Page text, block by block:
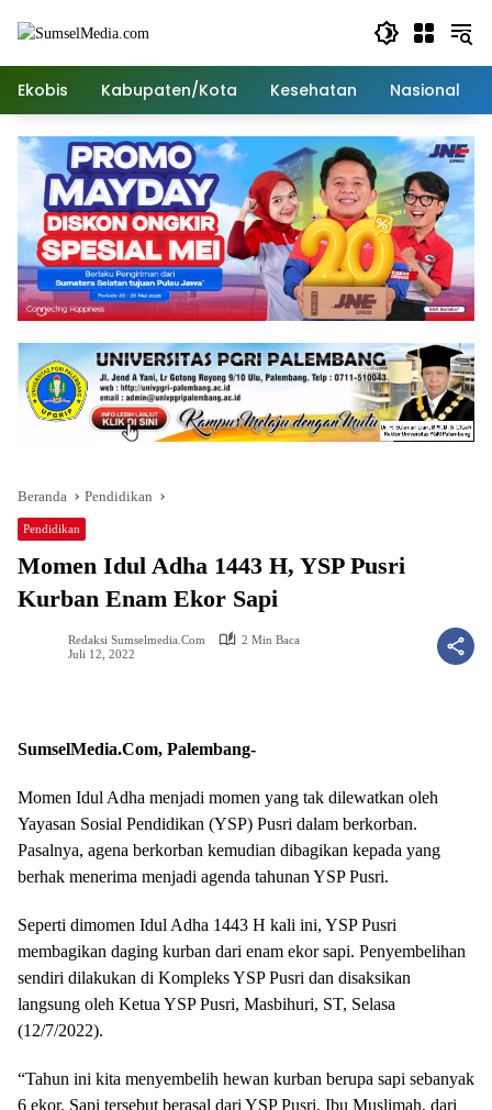
Ekobis Kabupaten/Kota Kesehatan Nasional
Beranda Pendidikan
Pendidikan
Momen Idul Adha 1443 H, YSP Pusri
Kurban Enam Ekor Sapi
Redaksi Sumselmedia.com
2 Min Baca
Juli 12, 2022
SumselMedia.Com, Palembang-
Momen Idul Adha menjadi momen yang tak dilewatkan oleh
Yayasan Sosial Pendidikan (YSP) Pusri dalam berkorban.
Pasalnya, agena berkorban kemudian dibagikan kepada yang
berhak menerima menjadi agenda tahunan YSP Pusri.
Seperti dimomen Idul Adha 1443 H kali ini, YSP Pusri
membagikan daging kurban dari enam ekor sapi. Penyembelihan
sendiri dilakukan di Kompleks YSP Pusri dan disaksikan
langsung oleh Ketua YSP Pusri, Masbihuri, ST, Selasa
(12/7/2022).
“Tahun ini kita menyembelih hewan kurban berupa sapi sebanyak
6 ekor. Sapi tersebut berasal dari YSP Pusri, Ibu Muslimah, dari